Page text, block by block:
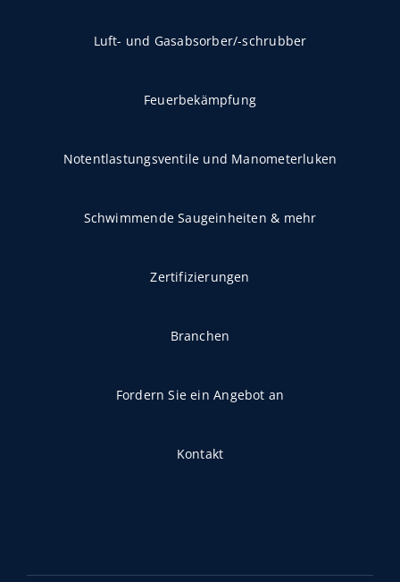
Luft- und Gasabsorber/-schrubber
Feuerbekämpfung
Notentlastungsventile und Manometerluken
Schwimmende Saugeinheiten & mehr
Zertifizierungen
Branchen
Fordern Sie ein Angebot an
Kontakt